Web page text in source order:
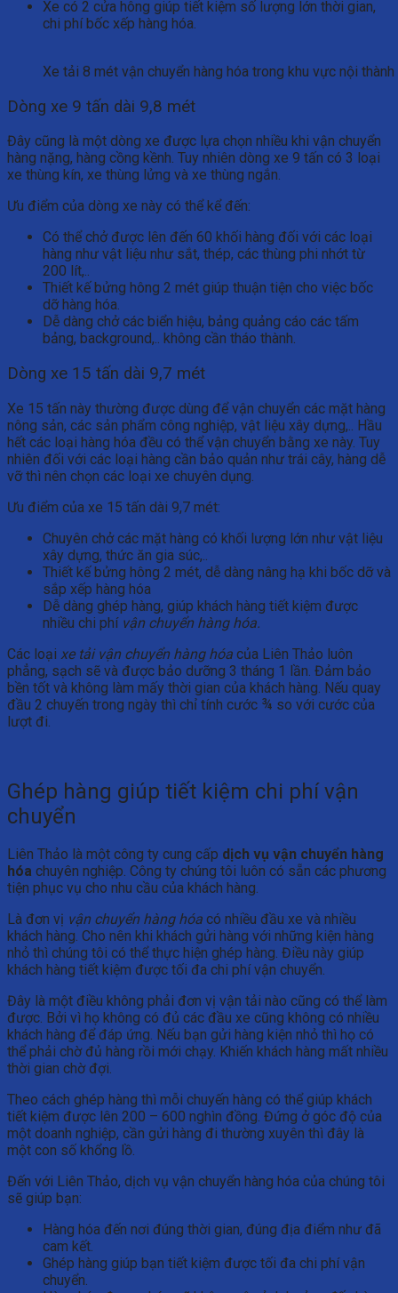
Xe có 2 cửa hông giúp tiết kiệm số lượng lớn thời gian,
chi phí bốc xếp hàng hóa.
Xe tải 8 mét vận chuyển hàng hóa trong khu vực nội
Dòng xe 9 tấn dài 9,8 mét
Đây cũng là một dòng xe được lựa chọn nhiều khi vận chuyển
hàng nặng, hàng cồng kềnh. Tuy nhiên dòng xe 9 tấn có 3 loại
xe thùng kín, xe thùng lửng và xe thùng ngắn.
Ưu điểm của dòng xe này có thể kể đến:
Có thể chở được lên đến 60 khối hàng đối với các loại
hàng như vật liệu như sắt, thép, các thùng phi nhớt từ
200 lít,..
Thiết kế bửng hông 2 mét giúp thuận tiện cho việc bốc
dỡ hàng hóa.
Dễ dàng chở các biển hiệu, bảng quảng cáo các tấm
bảng, background,.. không cần tháo thành.
Dòng xe 15 tấn dài 9,7 mét
Xe 15 tấn này thường được dùng để vận chuyển các mặt hàng
nông sản, các sản phẩm công nghiệp, vật liệu xây dựng,.. Hầu
hết các loại hàng hóa đều có thể vận chuyển bằng xe này. Tuy
nhiên đối với các loại hàng cần bảo quản như trái cây, hàng dễ
vỡ thì nên chọn các loại xe chuyên dụng.
Ưu điểm của xe 15 tấn dài 9,7 mét:
Chuyên chở các mặt hàng có khối lượng lớn như vật liệu
xây dựng, thức ăn gia súc,..
Thiết kế bửng hông 2 mét, dễ dàng nâng hạ khi bốc dỡ và
sắp xếp hàng hóa
Dễ dàng ghép hàng, giúp khách hàng tiết kiệm được
nhiều chi phí vận chuyển hàng hóa.
Các loại xe tải vận chuyển hàng hóa của Liên Thảo luôn
phẳng, sạch sẽ và được bảo dưỡng 3 tháng 1 lần. Đảm bảo
bền tốt và không làm mấy thời gian của khách hàng. Nếu quay
đầu 2 chuyến trong ngày thì chỉ tính cước ¾ so với cước của
lượt đi.
Ghép hàng giúp tiết kiệm chi phí vận
chuyển
Liên Thảo là một công ty cung cấp dịch vụ vận chuyển hàng
hóa chuyên nghiệp. Công ty chúng tôi luôn có sẵn các phương
tiện phục vụ cho nhu cầu của khách hàng.
Là đơn vị vận chuyển hàng hóa có nhiều đầu xe và nhiều
khách hàng. Cho nên khi khách gửi hàng với những kiện hàng
nhỏ thì chúng tôi có thể thực hiện ghép hàng. Điều này giúp
khách hàng tiết kiệm được tối đa chi phí vận chuyển.
Đây là một điều không phải đơn vị vận tải nào cũng có thể làm
được. Bởi vì họ không có đủ các đầu xe cũng không có nhiều
khách hàng để đáp ứng. Nếu bạn gửi hàng kiện nhỏ thì họ có
thể phải chờ đủ hàng rồi mới chạy. Khiến khách hàng mất nhiều
thời gian chờ đợi.
Theo cách ghép hàng thì mỗi chuyến hàng có thể giúp khách
tiết kiệm được lên 200 – 600 nghìn đồng. Đứng ở góc độ của
một doanh nghiệp, cần gửi hàng đi thường xuyên thì đây là
một con số khổng lồ.
Đến với Liên Thảo, dịch vụ vận chuyển hàng hóa của chúng tôi
sẽ giúp bạn:
Hàng hóa đến nơi đúng thời gian, đúng địa điểm như đã
cam kết.
Ghép hàng giúp bạn tiết kiệm được tối đa chi phí vận
chuyển.